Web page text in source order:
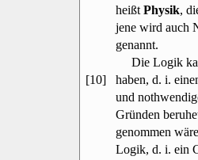
heißt Physik,
jene wird auch
genannt.
Die Logik
[10]
haben, d. i.
und
Gründen
genommen
Logik, d. i. ein